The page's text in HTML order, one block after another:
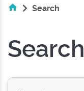
Search
Search